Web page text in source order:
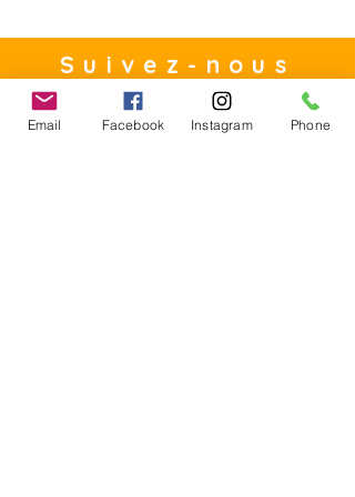
cinéma
Suivez-nous
Email Facebook Instagram Phone